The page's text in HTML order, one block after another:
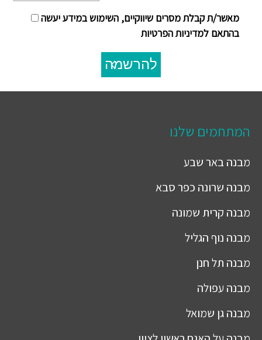
מאשר/ת קבלת מסרים שיווקיים, השימוש במידע יעשה
בהתאם למדיניות הפרטיות
להרשמה
המתחמים שלנו
מבנהבאר שבע
מבנה שרונה כפר סבא
מבנה קרית שמונה
מבנה נוף הגליל
מבנה תל חנן
מבנה עפולה
מבנהגן שמואל